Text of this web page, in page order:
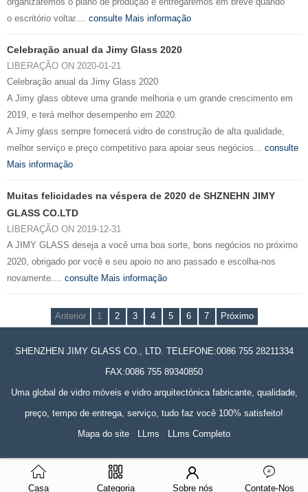
o escritório voltar.... consulte Mais informação
Celebração anual da Jimy Glass 2020
LIBERAÇÃO ON 2020-01-21
Celebração anual da Jimy Glass 2020
A Jimy glass obteve uma grande melhoria e um grande crescimento em
2019, e terá melhor desempenho em 2020.
A Jimy glass sempre fornecerá vidro de construção de alta qualidade,
melhor serviço e preço competitivo para apoiar seus negócios... consulte
Mais informação
Muitas felicidades na véspera de 2020 de SHZNEHN JIMY
GLASS CO.LTD
LIBERAÇÃO ON 2019-12-31
A JIMY GLASS deseja a você uma boa sorte, bons negócios no próximo
2020, obrigado por você e seu apoio no ano passado e escolha-nos
novamente.... consulte Mais informação
Anterior 1 2 3 4 5 6 7 Próximo
SHENZHEN JIMY GLASS CO., LTD. TELEFONE:0086 755 28211334
FAX:0086 755 89340850
Uma global de vidro móveis e vidro arquitectónica fabricante, qualidade,
preço, tempo de entrega, serviço, tudo faz você 100% satisfeito!
Mapa do site
LLms LLms Completo
Casa Categoria Sobre nós Contate-Nos